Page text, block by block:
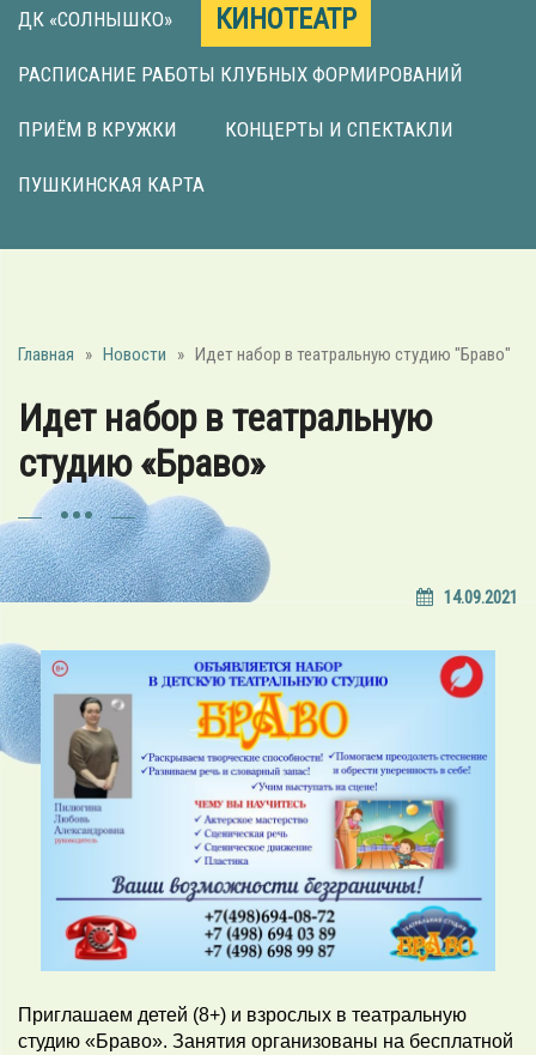
ДК «СОЛНЫШКО» КИНОТЕАТР
РАСПИСАНИЕ РАБОТЫ КЛУБНЫХ ФОРМИРОВАНИЙ
ПРИЁМ В КРУЖКИ КОНЦЕРТЫ И СПЕКТАКЛИ
ПУШКИНСКАЯ КАРТА
Главная » Новости » Идет набор в театральную студию "Браво"
Идет набор в театральную
студию «Браво»
14.09.2021
Приглашаем детей (8+) и взрослых в театральную
студию «Браво». Занятия организованы на бесплатной